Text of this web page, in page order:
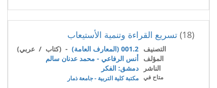
(18) تسريع القراءة وتنمية الأستيعاب
التصنيف 001.2 (المعارف العامة)
- (كتاب / عربي)
المؤلف أنس الرفاعي - محمد عدنان سالم
الناشر
دمشق: الفكر
متاح في مكتبة كلية التربية - جامعة ذمار